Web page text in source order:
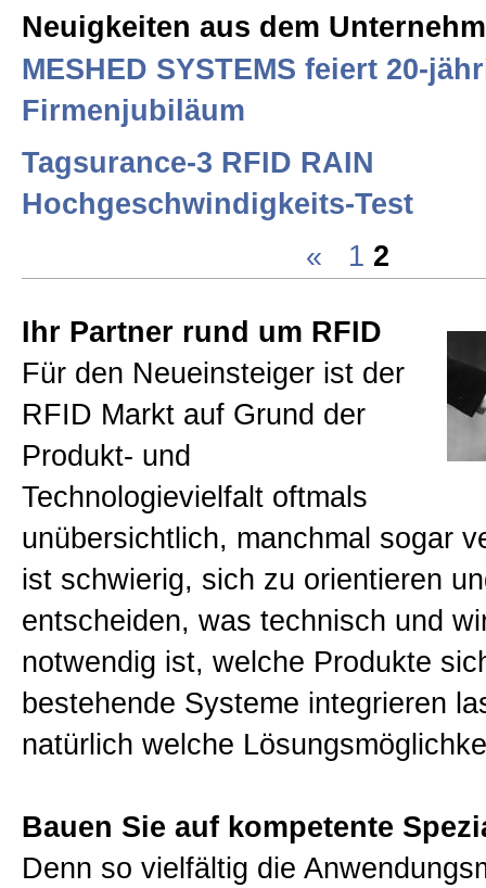
Kontakt
Impressum
Disclaimer
Privacy
Allgemeine
Datenschutzerklärung
Sitemap
Neuigkeiten aus dem
MESHED SYSTEMS feiert 20-
Firmenjubiläum
Tagsurance-3 RFID RAIN
Hochgeschwindigkeits-Test
«
1 2
Ihr Partner rund um RFID
Für den Neueinsteiger ist der
RFID Markt auf Grund der
Produkt- und
Technologievielfalt oftmals
unübersichtlich, manchmal sogar
ist schwierig, sich zu orientieren
entscheiden, was technisch und
notwendig ist, welche Produkte
bestehende Systeme integrieren
natürlich welche
Bauen Sie auf kompetente
Denn so vielfältig die